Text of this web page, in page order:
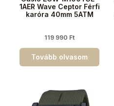
1AER Wave Ceptor Férfi
karóra 40mm 5ATM
119 990 Ft
Tovább olvasom